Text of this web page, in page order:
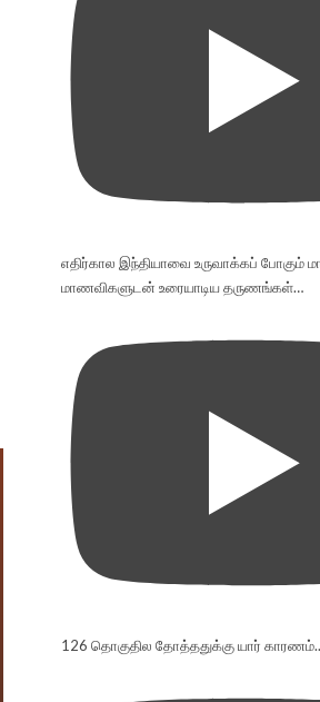
எதிர்கால இந்தியாவை உருவாக்கப் போகும்
மாணவிகளுடன் உரையாடிய தருணங்கள்…
126 தொகுதில தோத்ததுக்கு யார்